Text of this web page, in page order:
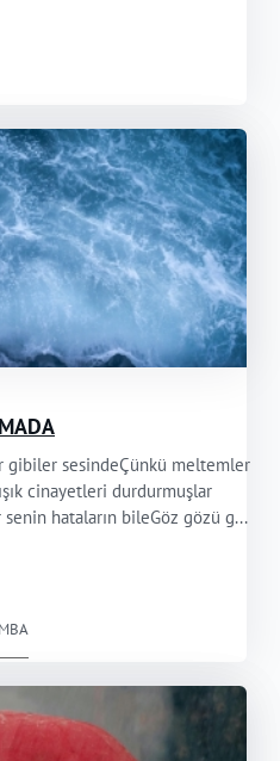
gibiler sesindeÇünkü meltemler
cinayetleri durdurmuşlar
hataların bileGöz gözü g...